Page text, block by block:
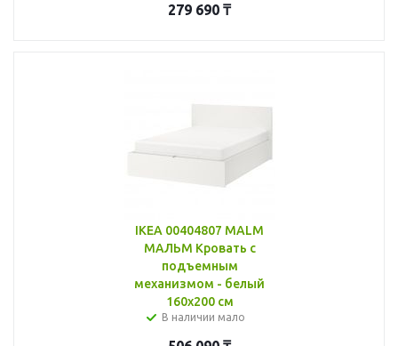
279 690 ₸
IKEA 00404807 MALM
МАЛЬМ Кровать с
подъемным
механизмом - белый
160x200 см
В наличии мало